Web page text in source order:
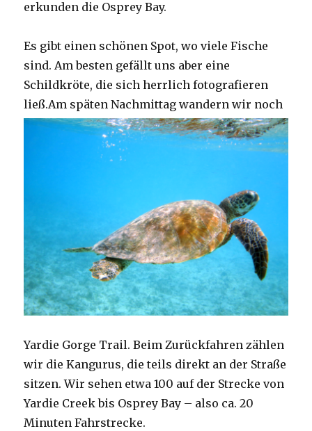
erkunden die Osprey Bay.
Es gibt einen schönen Spot, wo viele Fische
sind. Am besten gefällt uns aber eine
Schildkröte, die sich herrlich fotografieren
ließ.Am späten Nachmittag wandern wir noch
Yardie Gorge Trail. Beim Zurückfahren zählen
wir die Kangurus, die teils direkt an der Straße
sitzen. Wir sehen etwa 100 auf der Strecke von
Yardie Creek bis Osprey Bay – also ca. 20
Minuten Fahrstrecke.